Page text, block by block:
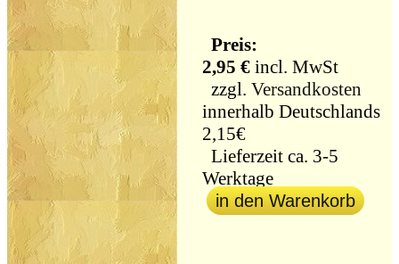
Preis:
2,95 € incl. MwSt
zzgl.Versandkosten
innerhalb Deutschlands
2,15€
Lieferzeit ca. 3-5
Werktage
in den Warenkorb